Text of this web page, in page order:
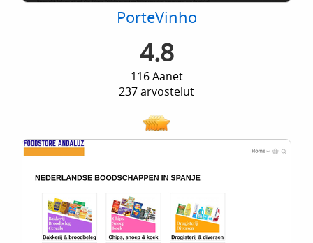
PorteVinho
4.8
116 Äänet
237 arvostelut